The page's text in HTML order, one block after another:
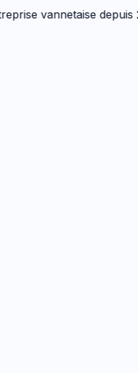
vannetaise depuis 2017•